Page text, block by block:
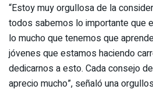
“Estoy muy orgullosa de la
todos sabemos lo importante que
lo mucho que tenemos que
jóvenes que estamos haciendo
dedicarnos a esto. Cada consejo
aprecio mucho”, señaló una